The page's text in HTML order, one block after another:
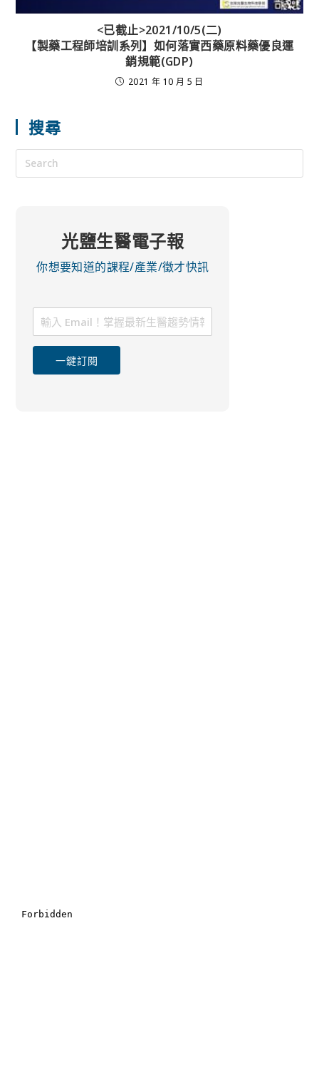
<已截止>2021/10/5(二)
【製藥工程師培訓系列】如何落實西藥原料藥優良運
銷規範(GDP)
2021 年 10 月 5 日
搜尋
光鹽生醫電子報
你想要知道的課程/產業/徵才快訊
一鍵訂閱